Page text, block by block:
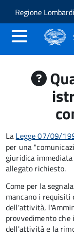
Salta al
Skip to
Regione
La Legge 07/09/
per una
giuridica
allegato richiesto.
Come per la
mancano i requisiti
dell'attività,
provvedimento
dell'attività e la